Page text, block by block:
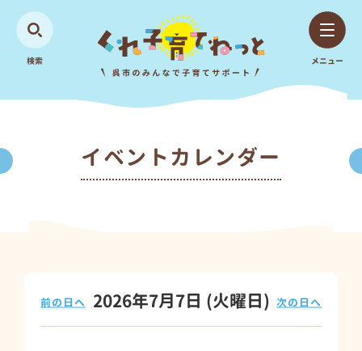
検索 メニュー
イベントカレンダー
2026年7月7日 (火曜日)
前の日へ 次の日へ